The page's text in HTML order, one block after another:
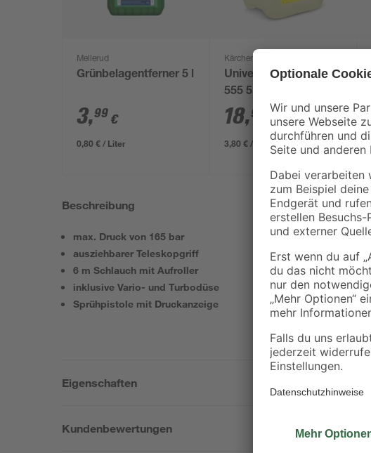
Mellerud
Grünbelagentferner 5 l
3,99 €
0,80 € / Liter
Kärcher
Universalreiniger RM
555 5 l
18,99 €
3,80 € / Liter
Beschreibung
max. Druck von 165 bar
ausziehbarer Teleskopgriff
6 m Schlauch mit Aufroller
inklusive Vario- und Turbodüse
Sprühpistole mit Druckanzeige
Eigenschaften
Kundenbewertungen